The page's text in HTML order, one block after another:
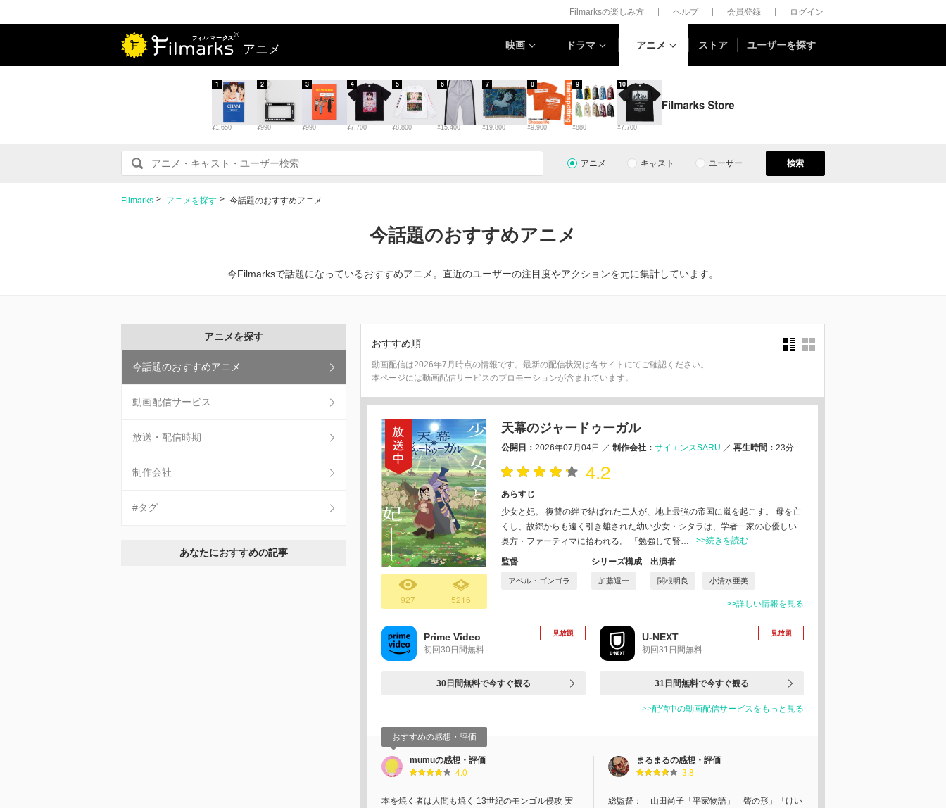
Filmarksの楽しみ方 ヘルプ 会員登録 ログイン
アニメ 映画 ドラマ アニメ ストア ユーザーを探す
¥1,650
1
¥990
2
¥990
3
¥7,700
4
¥8,800
5
¥15,400
6
¥19,800
7
¥9,900
8
¥880
9
¥7,700
10
アニメ キャスト ユーザー 検索
Filmarks アニメを探す 今話題のおすすめアニメ
今話題のおすすめアニメ
今Filmarksで話題になっているおすすめアニメ。直近のユーザーの注目度やアクションを元に集計しています。
アニメを探す
今話題のおすすめアニメ
動画配信サービス
放送・配信時期
制作会社
#タグ
あなたにおすすめの記事
おすすめ順
動画配信は2026年7月時点の情報です。最新の配信状況は各サイトにてご確認ください。
本ページには動画配信サービスのプロモーションが含まれています。
927 5216
天幕のジャードゥーガル
公開日： 2026年07月04日 ／ 制作会社： サイエンスSARU ／ 再生時間： 23分
4.2
あらすじ
少女と妃。 復讐の絆で結ばれた二人が、地上最強の帝国に嵐を起こす。 母を亡
くし、故郷からも遠く引き離された幼い少女・シタラは、学者一家の心優しい
奥方・ファーティマに拾われる。 「勉強して賢…
>>続きを読む
監督
アベル・ゴンゴラ
シリーズ構成
加藤還一
出演者
関根明良 小清水亜美
>>詳しい情報を見る
Prime Video
初回30日間無料
見放題
30日間無料で今すぐ観る
U-NEXT
初回31日間無料
見放題
31日間無料で今すぐ観る
>>配信中の動画配信サービスをもっと見る
おすすめの感想・評価
mumuの感想・評価
4.0
本を焼く者は人間も焼く 13世紀のモンゴル侵攻 実
まるまるの感想・評価
3.8
総監督： 山田尚子「平家物語」「聲の形」「けい